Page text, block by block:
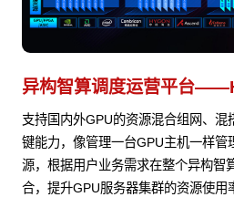
异构智算调度运营平台
支持国内外GPU的资源混合组网、混
键能力，像管理一台GPU主机一样管
源，根据用户业务需求在整个异构智
合，提升GPU服务器集群的资源使用